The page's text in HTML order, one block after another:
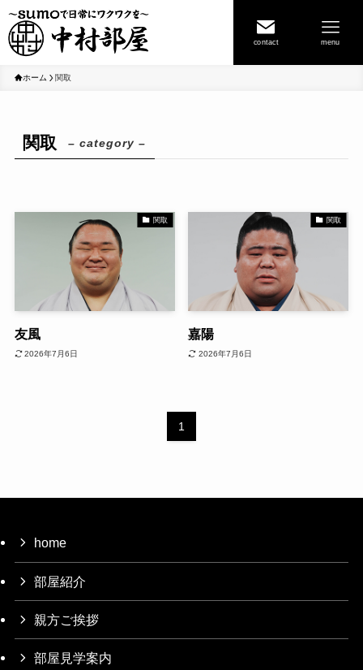
contact menu
ホーム 関取
関取 – category –
関取
友風
2026年7月6日
関取
嘉陽
2026年7月6日
1
home
部屋紹介
親方ご挨拶
部屋見学案内